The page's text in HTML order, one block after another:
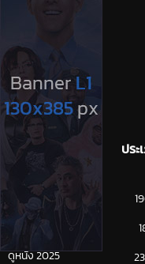
ประ
การ์ตูน
ดูซีรี่ย์ 2025
ดูหนัง 2025